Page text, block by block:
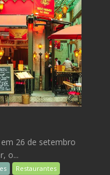
26 de setembro
o...
Restaurantes